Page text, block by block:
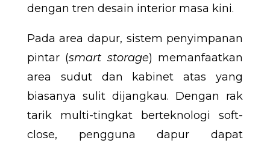
dengan tren desain interior masa kini.
Pada area dapur, sistem penyimpanan
pintar (smart storage) memanfaatkan
area sudut dan kabinet atas yang
biasanya sulit dijangkau. Dengan rak
tarik multi-tingkat berteknologi soft-
close, pengguna dapur dapat